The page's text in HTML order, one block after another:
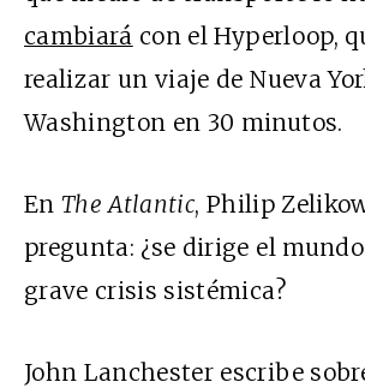
cambiará con el Hyperloop,
realizar un viaje de Nueva
Washington en 30 minutos.
EnThe Atlantic, Philip
pregunta: ¿se dirige el
grave crisis sistémica?
John Lanchester escribe